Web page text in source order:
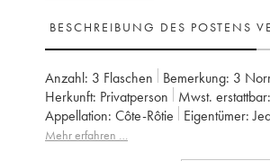
BESCHREIBUNG DES POSTENS
Anzahl: 3 Flaschen Bemerkung: 3
Herkunft:
privatperson Mwst. erstattbar:
Appellation:
Côte-Rôtie Eigentümer:
Mehr erfahren …